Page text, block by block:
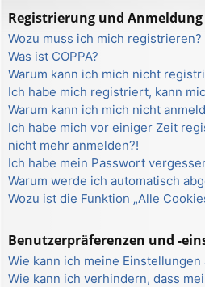
Registrierung und Anmeldung
Wozu muss ich mich registrieren?
Was ist COPPA?
Warum kann ich mich nicht
Ich habe mich registriert, kann
Warum kann ich mich nicht
Ich habe mich vor einiger Zeit
nicht mehr anmelden?!
Ich habe mein Passwort
Warum werde ich automatisch
Wozu ist die Funktion „Alle
Benutzerpräferenzen und -
Wie kann ich meine Einstellungen
Wie kann ich verhindern, dass